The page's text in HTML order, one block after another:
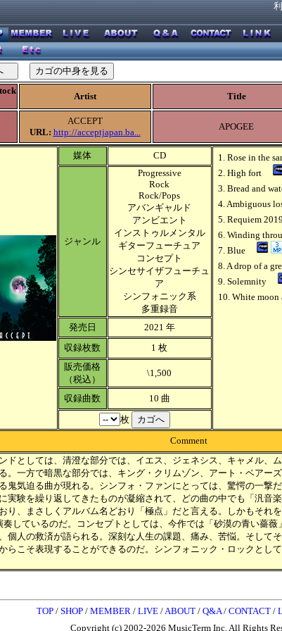
Artist Title
ACCEPT
URL: http://acceptjapan.ba...
APOGEE
媒体 CD
1. Rose in the
2. High fort
3. Bread and
4. Ambiguous
5. Requiem
6. Winding
7. Blue
8. A drop of a
9. Solemnity
10. White
ジャンル
Progressive
Rock
Rock/Pops
アバンギャルド
アンビエント
インストゥルメンタル
ギターフューチュア
コンセプト
シンセサイザフューチュ
ア
シンフォニック系
多重録音
発売日
2021 年
収録枚数
1 枚
販売価格
（税込）
\1,500
収録曲数
10 曲
枚
Comment
ドとしては、清澄な部分では、イエス、ジェネシス、キャメル、
。一方で暗黒な部分では、キング・クリムゾン、アート・ベアー
鬼気迫る曲が現れる。シンフォ・ファンにとっては、驚愕の一撃だ
実験を繰り返してきたものが凝縮されて、どの曲の中でも「汎音
り、まさしくアルバム名どおり「極点」だと言える。しかもそれ
奏しているのだ。コンセプトとしては、今作では「砂漠の青い薔
個人の救済が語られる。深刻な人生の課題、痛み、苦悩。そして
らこそ表現することができるのだ。シンフォニック・ロックと
TOP / SHOP / MEMBER / LIVE / ABOUT / Q&A / CONTACT /
Copyright (c) 2002-2026 MusicTerm Inc. All Rights